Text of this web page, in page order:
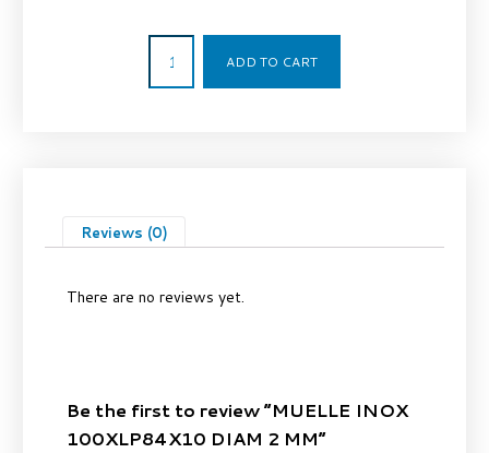
ADD TO CART
Reviews (0)
There are no reviews yet.
Be the first to review “MUELLE INOX
100XLP84X10 DIAM 2 MM”